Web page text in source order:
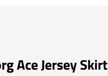
Ace Jersey Skirt